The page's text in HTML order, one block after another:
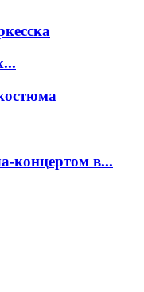
концертом в...